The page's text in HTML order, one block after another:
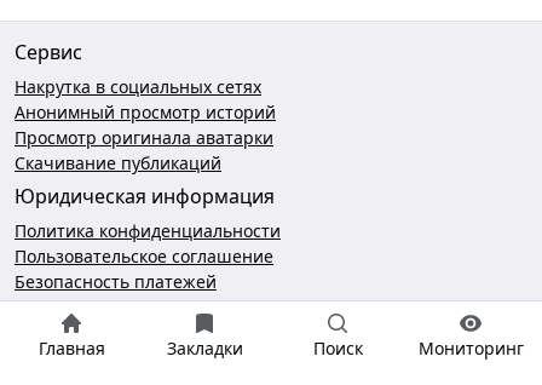
Главная Закладки Поиск Мониторинг
Сервис
Накрутка в социальных сетях
Анонимный просмотр историй
Просмотр оригинала аватарки
Скачивание публикаций
Юридическая информация
Политика конфиденциальности
Пользовательское соглашение
Безопасность платежей
Чат поддержки
hello@gramotool.ru